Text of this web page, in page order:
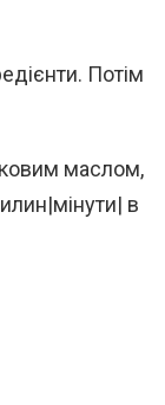
Потім
маслом,
в